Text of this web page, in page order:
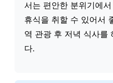
서는 편안한 분위기에
휴식을 취할 수 있어서
역 관광 후 저녁 식사를
다.